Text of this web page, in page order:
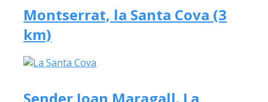
Montserrat, la Santa Cova (3
km)
Sender Joan Maragall. La